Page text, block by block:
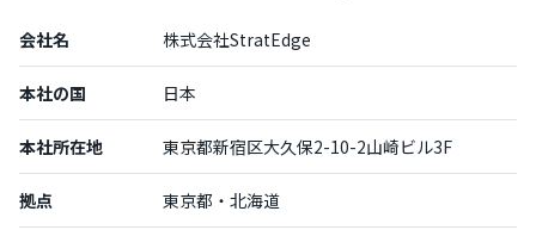
会社名 株式会社StratEdge
本社の国 日本
本社所在地 東京都新宿区大久保2-10-2山崎ビル3F
拠点 東京都・北海道